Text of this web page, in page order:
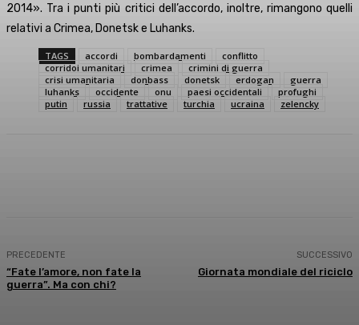
2014». Tra i punti più critici dell’accordo, inoltre, rimangono quelli
relativi a Crimea, Donetsk e Luhanks.
TAGS accordi bombardamenti
conflitto
corridoi umanitari
crimea
crimini di guerra
crisi umanitaria
donbass donetsk erdogan
guerra
luhanks
occidente onu paesi occidentali
profughi
putin
russia trattative turchia ucraina zelencky
PRECEDENTE
“Fate l’amore, non fate la
guerra”. Ma con chi?
SUCCESSIVO
Giornata mondiale del riciclo